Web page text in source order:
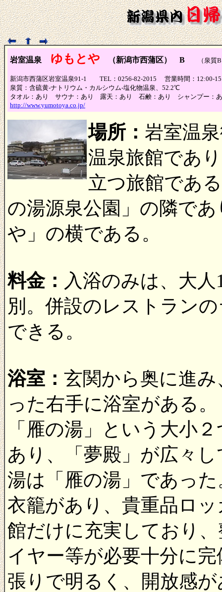
岩室温泉 ゆもとや （新潟市西蒲区） B （泉質B
新潟市西蒲区岩室温泉91-1 TEL：0256-82-2015 営業時間：
泉質：含硫黄-ナトリウム・カルシウム-塩化物温泉、52.2℃
タオル：あり サウナ：あり 露天：あり 石鹸：あり シャンプー
http://www.yumotoya.co.jp/
場所： 岩室温
温泉旅館であ
立つ旅館であ
の湯源泉公園」の隣で
や」の横である。
料金： 入浴のみは、大
別。併設のレストラン
できる。
浴室： 玄関から奥に進
った右手に浴室がある
「雁の湯」という大小
あり、「夢殿」が広々
湯は「雁の湯」であっ
衣籠があり、貴重品ロ
館だけに充実しており
イヤー等が必要十分に
張りで明るく、開放感